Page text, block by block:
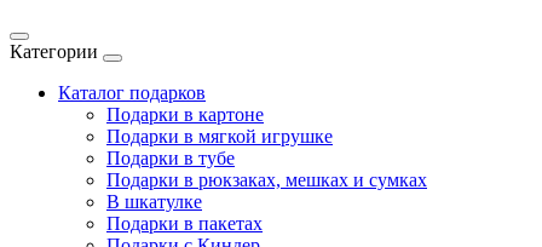
Категории
Каталог подарков
Подарки в картоне
Подарки в мягкой игрушке
Подарки в тубе
Подарки в рюкзаках, мешках и сумках
В шкатулке
Подарки в пакетах